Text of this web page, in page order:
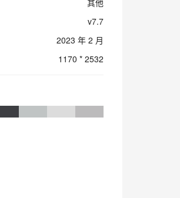
v7.7
2023 年 2 月
1170 * 2532